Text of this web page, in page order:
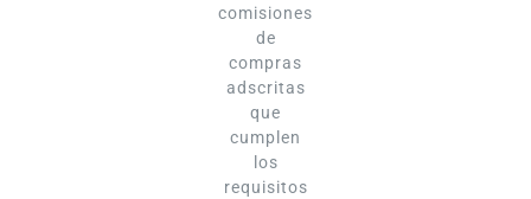
comisiones
de
compras
adscritas
que
cumplen
los
requisitos